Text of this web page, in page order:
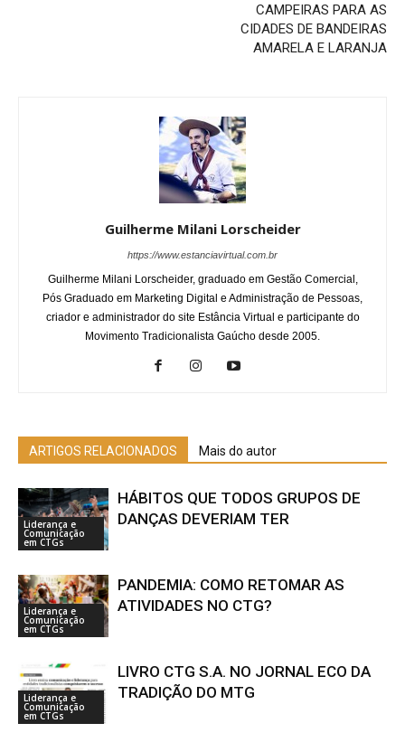
CAMPEIRAS PARA AS
CIDADES DE BANDEIRAS
AMARELA E LARANJA
Guilherme Milani Lorscheider
https://www.estanciavirtual.com.br
Guilherme Milani Lorscheider, graduado em Gestão Comercial,
Pós Graduado em Marketing Digital e Administração de Pessoas,
criador e administrador do site Estância Virtual e participante do
Movimento Tradicionalista Gaúcho desde 2005.
ARTIGOS RELACIONADOS Mais do autor
Liderança e
Comunicação
em CTGs
HÁBITOS QUE TODOS GRUPOS DE
DANÇAS DEVERIAM TER
Liderança e
Comunicação
em CTGs
PANDEMIA: COMO RETOMAR AS
ATIVIDADES NO CTG?
Liderança e
Comunicação
em CTGs
LIVRO CTG S.A. NO JORNAL ECO DA
TRADIÇÃO DO MTG